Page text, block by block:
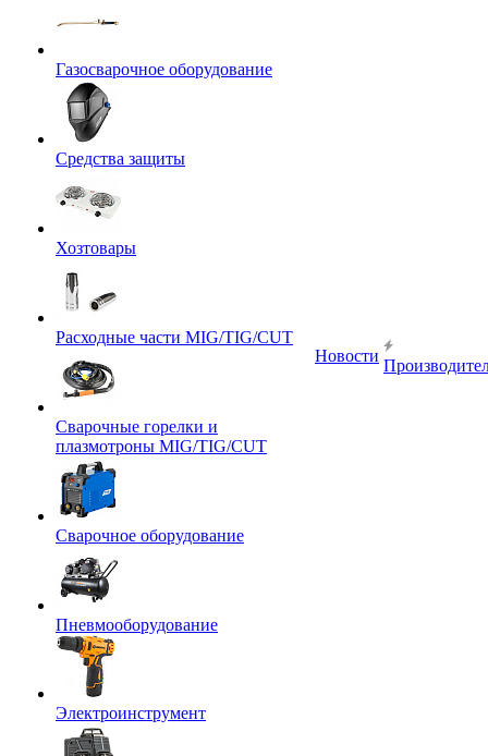
Газосварочное оборудование
Средства защиты
Хозтовары
Расходные части MIG/TIG/CUT
Сварочные горелки и
плазмотроны MIG/TIG/CUT
Сварочное оборудование
Пневмооборудование
Электроинструмент
Новости